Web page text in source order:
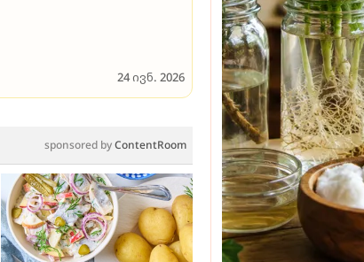
24 ივნ. 2026
sponsored byContentRoom